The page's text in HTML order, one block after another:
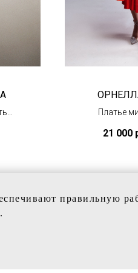
Платье
21 000
правильную